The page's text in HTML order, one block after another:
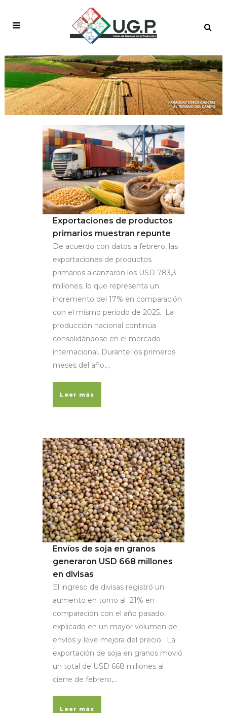
COMERCIO EXTERIOR
Exportaciones de productos
primarios muestran repunte
De acuerdo con datos a febrero, las
exportaciones de productos
primarios alcanzaron los USD 783,3
millones, lo que representa un
incremento del 17% en comparación
con el mismo periodo de 2025. La
producción nacional continúa
consolidándose en el mercado
internacional. Durante los primeros
meses del año,...
Leer más
Envíos de soja en granos
generaron USD 668 millones
en divisas
El ingreso de divisas registró un
aumento en torno al 21% en
comparación con el año pasado,
explicado en un mayor volumen de
envíos y leve mejora del precio. La
exportación de soja en granos movió
un total de USD 668 millones al
cierre de febrero,...
Leer más